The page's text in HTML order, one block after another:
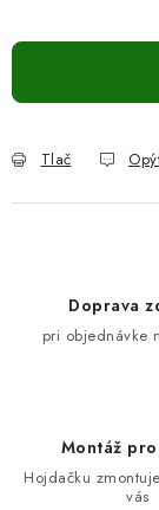
Tlač
Doprava
pri objednávke
Montáž
Hojdačku
vás